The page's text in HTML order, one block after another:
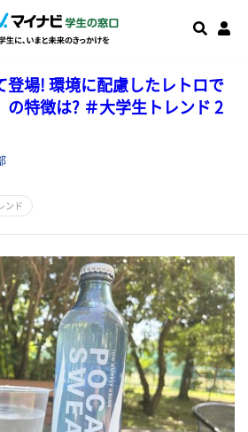
登場! 環境に配慮したレトロで
の特徴は? ＃大学生トレンド 2
ンド